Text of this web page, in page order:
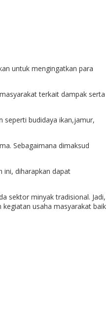
untuk mengingatkan para
terkait dampak serta
seperti budidaya ikan,jamur,
Sebagaimana dimaksud
ini, diharapkan dapat
sektor minyak tradisional. Jadi,
usaha masyarakat baik